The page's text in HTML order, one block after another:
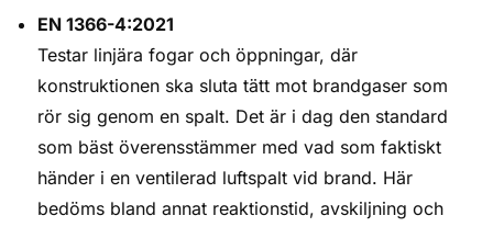
EN 1366-4:2021
Testar linjära fogar och öppningar, där
konstruktionen ska sluta tätt mot brandgaser som
rör sig genom en spalt. Det är i dag den standard
som bäst överensstämmer med vad som faktiskt
händer i en ventilerad luftspalt vid brand. Här
bedöms bland annat reaktionstid, avskiljning och